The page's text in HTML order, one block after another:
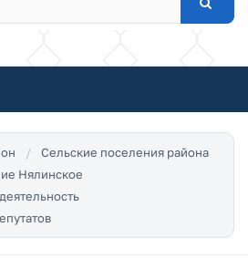
Сельские поселения района
Нялинское